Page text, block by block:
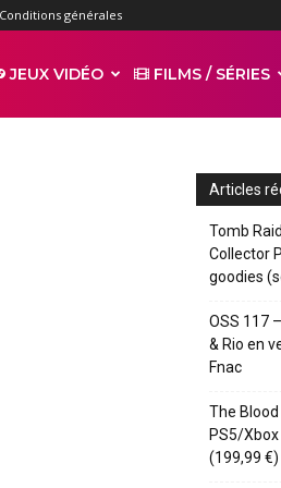
Conditions générales
JEUX VIDÉO FILMS / SÉRIES
Articles
Tomb
Collector
goodies
OSS 117
& Rio en
Fnac
The
PS5/
(199,99 €)